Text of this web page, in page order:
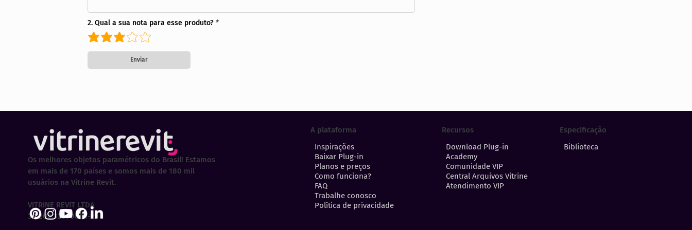
2. Qual a sua nota para esse produto?
Enviar
A plataforma
Inspirações
Baixar Plug-in
Planos e preços
Como funciona?
FAQ
Trabalhe conosco
Política de privacidade
Recursos
Download Plug-in
Academy
Comunidade VIP
Central Arquivos Vitrine
Atendimento VIP
Especificação
Biblioteca
Os melhores objetos paramétricos do Brasil! Estamos
em mais de 170 países e somos mais de 180 mil
usuários na Vitrine Revit.
VITRINE REVIT LTDA
30.202.323/0001-29